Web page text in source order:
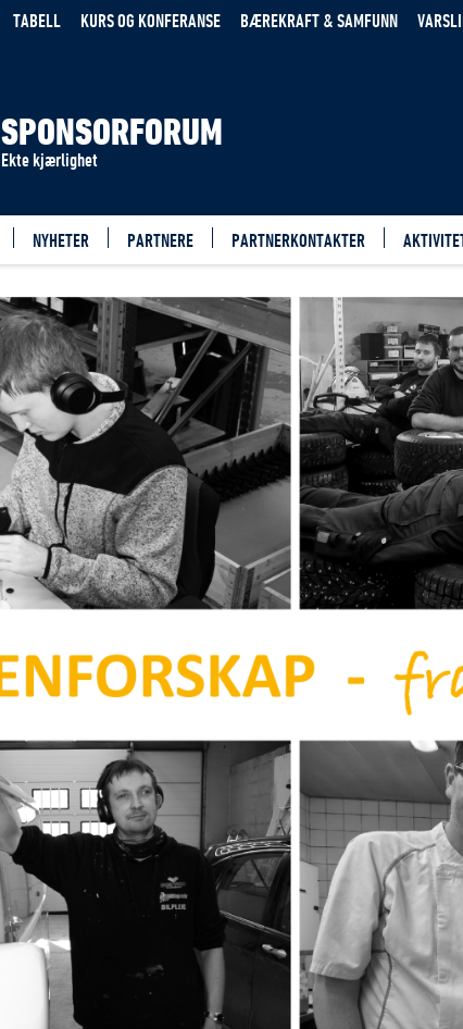
TABELL KURS OG KONFERANSE BÆREKRAFT & SAMFUNN
SPONSORFORUM
Ekte kjærlighet
NYHETER PARTNERE PARTNERKONTAKTER